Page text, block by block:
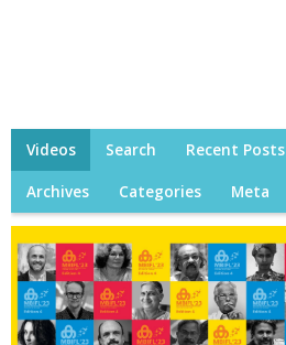
Videos Search Recent Posts
Archives Categories Meta